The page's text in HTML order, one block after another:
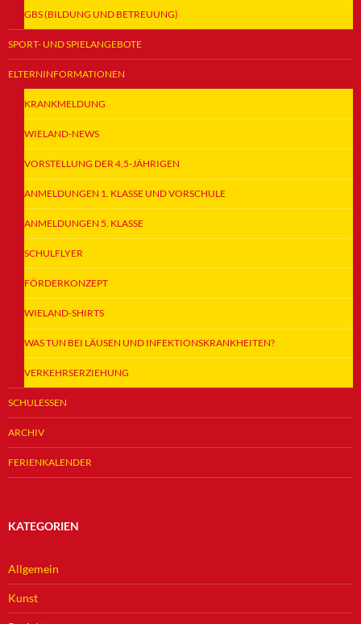
GBS (BILDUNG UND BETREUUNG)
SPORT- UND SPIELANGEBOTE
ELTERNINFORMATIONEN
KRANKMELDUNG
WIELAND-NEWS
VORSTELLUNG DER 4,5-JÄHRIGEN
ANMELDUNGEN 1. KLASSE UND VORSCHULE
ANMELDUNGEN 5. KLASSE
SCHULFLYER
FÖRDERKONZEPT
WIELAND-SHIRTS
WAS TUN BEI LÄUSEN UND INFEKTIONSKRANKHEITEN?
VERKEHRSERZIEHUNG
SCHULESSEN
ARCHIV
FERIENKALENDER
KATEGORIEN
Allgemein
Kunst